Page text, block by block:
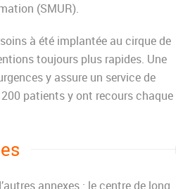
(SMUR).
à été implantée au cirque de
toujours plus rapides. Une
y assure un service de
patients y ont recours chaque
annexes : le centre de long